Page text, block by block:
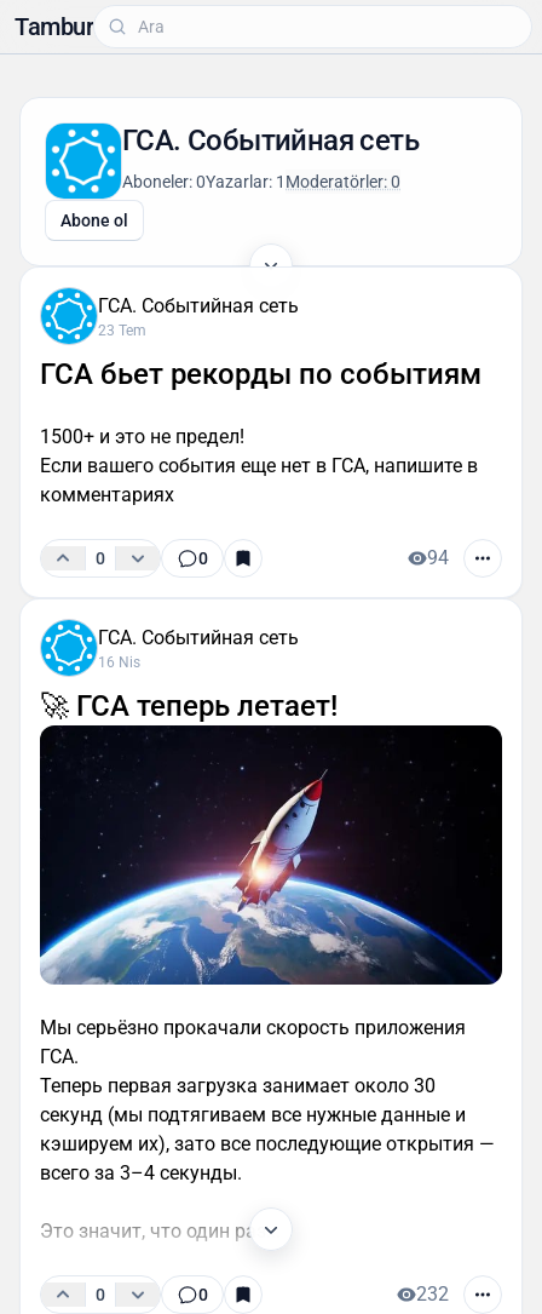
Tambur
ГСА. Событийная сеть
Aboneler: 0Yazarlar: 1 Moderatörler: 0
Abone ol
ГСА. Событийная сеть
23 Tem
ГСА бьет рекорды по событиям
1500+ и это не предел!
Если вашего события еще нет в ГСА, напишите в
комментариях
0 0 94
ГСА. Событийная сеть
16 Nis
🚀 ГСА теперь летает!
Мы серьёзно прокачали скорость приложения
ГСА.
Теперь первая загрузка занимает около 30
секунд (мы подтягиваем все нужные данные и
кэшируем их), зато все последующие открытия —
всего за 3–4 секунды.
Это значит, что один раз...
0 0 232